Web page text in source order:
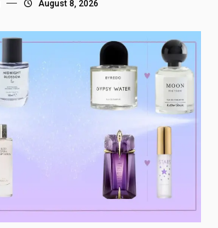
August 8, 2026